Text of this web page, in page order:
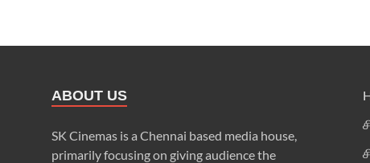
ABOUT US
SK Cinemas is a Chennai based media house,
primarily focusing on giving audience the